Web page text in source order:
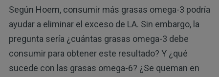
Según Hoem, consumir más grasas omega-3 podría
ayudar a eliminar el exceso de LA. Sin embargo, la
pregunta sería ¿cuántas grasas omega-3 debe
consumir para obtener este resultado? Y ¿qué
sucede con las grasas omega-6? ¿Se queman en